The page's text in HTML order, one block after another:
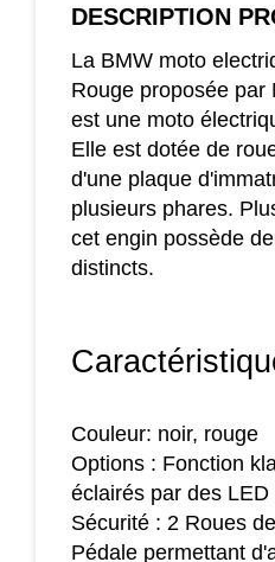
DESCRIPTION
La BMW moto
Rouge proposée par
est une moto
Elle est dotée de
d'une plaque
plusieurs phares.
cet engin possède
distincts.
Couleur: noir, rouge
Options : Fonction
éclairés par des LED
Sécurité : 2 Roues
Pédale permettant